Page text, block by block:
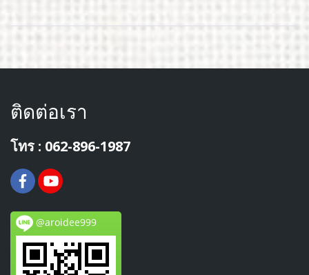
ติดต่อเรา
โทร : 062-896-1987
@aroidee999